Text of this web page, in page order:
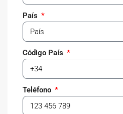
País
Código País
Teléfono